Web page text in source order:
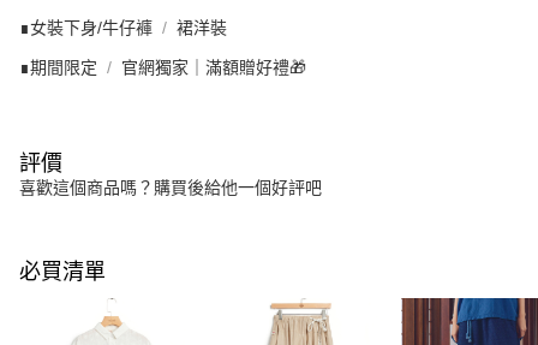
∎女裝下身/牛仔褲 裙洋裝
∎期間限定 官網獨家｜滿額贈好禮🎁
評價
喜歡這個商品嗎？購買後給他一個好評吧
必買清單